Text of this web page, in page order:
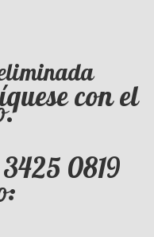
con el
0819